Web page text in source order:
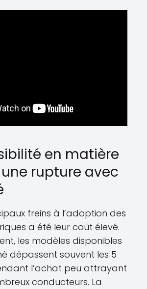
en matière
une rupture avec
freins à l’adoption des
a été leur coût élevé.
les modèles disponibles
dépassent souvent les 5
l’achat peu attrayant
conducteurs. La